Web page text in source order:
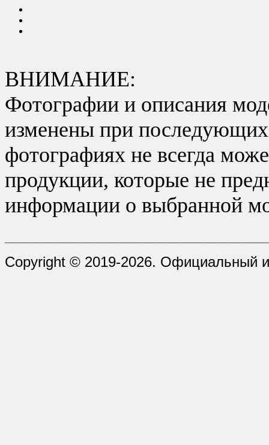
ВНИМАНИЕ:
Фотографии и описания
изменены при последующих
фотографиях не всегда
продукции, которые не
информации о выбранной
Copyright © 2019-2026. Официальный